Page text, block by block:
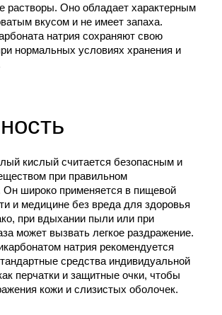
растворы. Оно обладает характерным
вкусом и не имеет запаха.
натрия сохраняют свою
нормальных условиях хранения и
кислый считается безопасным и
при правильном
Он широко применяется в пищевой
и медицине без вреда для здоровья
при вдыхании пыли или при
может вызвать легкое раздражение.
натрия рекомендуется
средства индивидуальной
перчатки и защитные очки, чтобы
кожи и слизистых оболочек.